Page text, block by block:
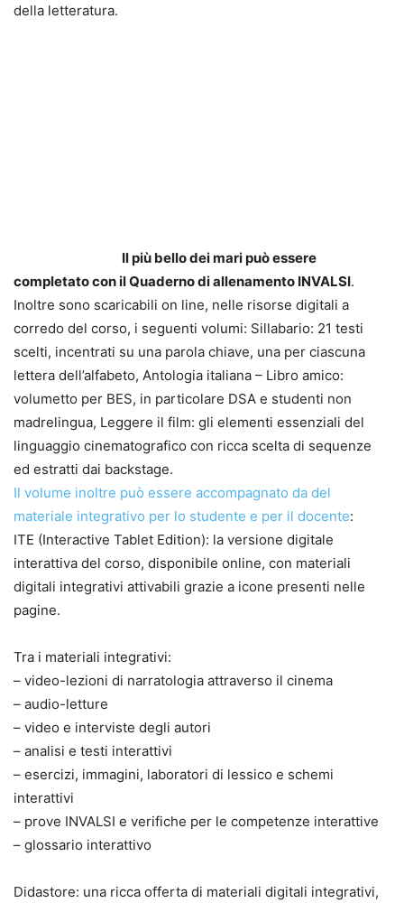
della letteratura.
Il più bello dei mari può essere
completato con il Quaderno di allenamento INVALSI.
Inoltre sono scaricabili on line, nelle risorse digitali a
corredo del corso, i seguenti volumi: Sillabario: 21 testi
scelti, incentrati su una parola chiave, una per ciascuna
lettera dell’alfabeto, Antologia italiana – Libro amico:
volumetto per BES, in particolare DSA e studenti non
madrelingua, Leggere il film: gli elementi essenziali del
linguaggio cinematografico con ricca scelta di sequenze
ed estratti dai backstage.
Il volume inoltre può essere accompagnato da del
materiale integrativo per lo studente e per il docente:
ITE (Interactive Tablet Edition): la versione digitale
interattiva del corso, disponibile online, con materiali
digitali integrativi attivabili grazie a icone presenti nelle
pagine.
Tra i materiali integrativi:
– video-lezioni di narratologia attraverso il cinema
– audio-letture
– video e interviste degli autori
– analisi e testi interattivi
– esercizi, immagini, laboratori di lessico e schemi
interattivi
– prove INVALSI e verifiche per le competenze interattive
– glossario interattivo
Didastore: una ricca offerta di materiali digitali integrativi,